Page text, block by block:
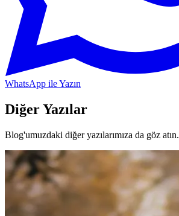
WhatsApp ile Yazın
Diğer Yazılar
Blog'umuzdaki diğer yazılarımıza da göz atın.